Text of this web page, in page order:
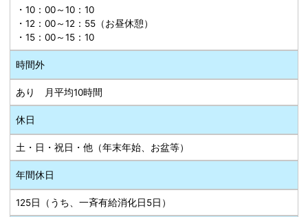
・10：00～10：10
・12：00～12：55（お昼休憩）
・15：00～15：10
時間外
あり 月平均10時間
休日
土・日・祝日・他（年末年始、お盆等）
年間休日
125日（うち、一斉有給消化日5日）